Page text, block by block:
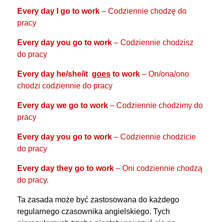
Every day I go to work – Codziennie chodzę do
pracy
Every day you go to work – Codziennie chodzisz
do pracy
Every day he/she/it goes to work – On/ona/ono
chodzi codziennie do pracy
Every day we go to work – Codziennie chodzimy do
pracy
Every day you go to work – Codziennie chodzicie
do pracy
Every day they go to work – Oni codziennie chodzą
do pracy.
Ta zasada może być zastosowana do każdego
regularnego czasownika angielskiego. Tych